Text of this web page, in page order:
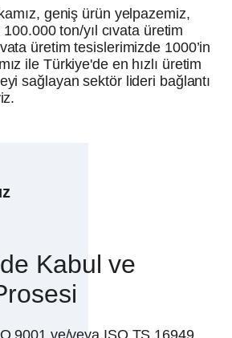
geniş ürün yelpazemiz,
100.000 ton/yıl cıvata üretim
üretim tesislerimizde 1000’in
ile Türkiye'de en hızlı üretim
sağlayan sektör lideri bağlantı
Kabul ve